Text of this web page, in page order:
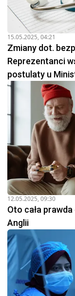
15.05.2025, 04:21
Zmiany dot.
Reprezentanci
postulaty u
12.05.2025, 09:30
Oto cała
Anglii